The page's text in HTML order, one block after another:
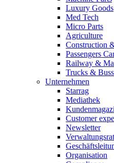
Luxury Goods
Med Tech
Micro Parts
Agriculture
Construction
Passengers
Railway &
Trucks &
Unternehmen
Starrag
Mediathek
Customer
Newsletter
Verwaltungsrat
Organisation